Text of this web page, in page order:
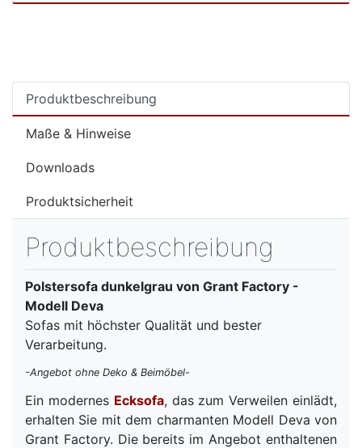
Produktbeschreibung
Maße & Hinweise
Downloads
Produktsicherheit
Produktbeschreibung
Polstersofa dunkelgrau von Grant Factory -
Modell Deva
Sofas mit höchster Qualität und bester
Verarbeitung.
-Angebot ohne Deko & Beimöbel-
Ein modernes Ecksofa, das zum Verweilen einlädt,
erhalten Sie mit dem charmanten Modell Deva von
Grant Factory. Die bereits im Angebot enthaltenen